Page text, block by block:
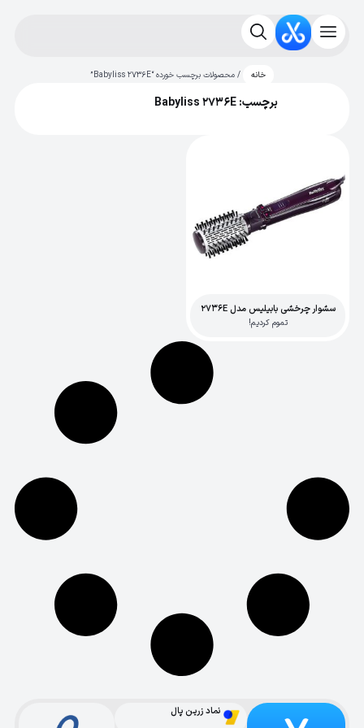
خانه / محصولات برچسب خورده “Babyliss 2736E”
برچسب: Babyliss 2736E
سشوار چرخشی بابیلیس مدل 2736E
تموم کردیم!
نماد زرین پال